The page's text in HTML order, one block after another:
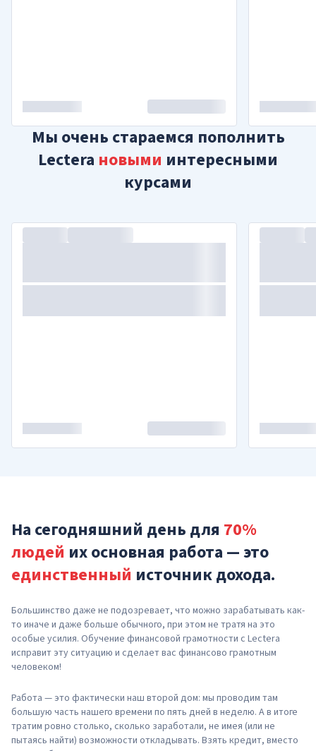
Мы очень стараемся пополнить
Lectera новыми интересными
курсами
На сегодняшний день для 70%
людей их основная работа — это
единственный источник дохода.
Большинство даже не подозревает, что можно зарабатывать как-
то иначе и даже больше обычного, при этом не тратя на это
особые усилия. Обучение финансовой грамотности с Lectera
исправит эту ситуацию и сделает вас финансово грамотным
человеком!
Работа — это фактически наш второй дом: мы проводим там
большую часть нашего времени по пять дней в неделю. А в итоге
тратим ровно столько, сколько заработали, не имея (или не
пытаясь найти) возможности откладывать. Взять кредит, вместо